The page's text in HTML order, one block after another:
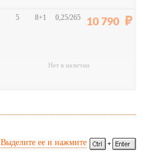
5 8+1 0,25/265 10 790
Нет в наличии
Выделите ее и нажмите